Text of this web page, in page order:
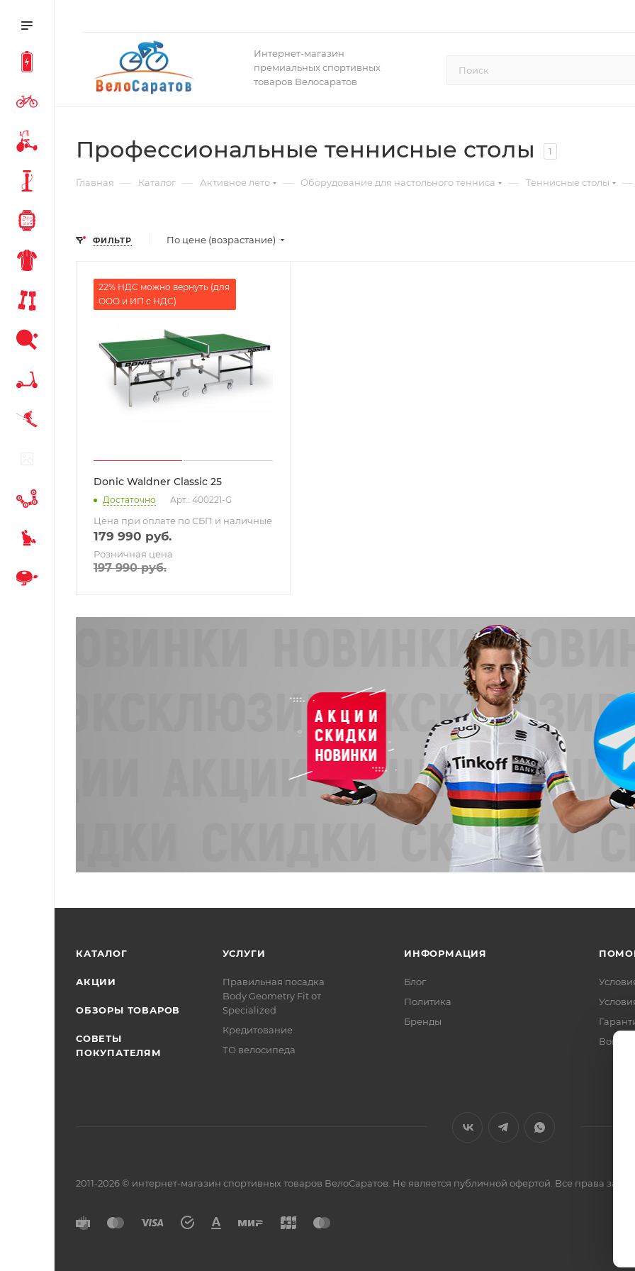
Интернет-магазин
премиальных спортивных
товаров Велосаратов
Профессиональные теннисные столы 1
Главная — Каталог — Активное лето — Оборудование для настольного тенниса — Теннисные столы —
ФИЛЬТР По цене (возрастание)
22% НДС можно вернуть (для
ООО и ИП с НДС)
Donic Waldner Classic 25
Достаточно Арт.: 400221-G
Цена при оплате по СБП и наличные
179 990 руб.
Розничная цена
197 990руб.
КАТАЛОГ
АКЦИИ
ОБЗОРЫ ТОВАРОВ
СОВЕТЫ
ПОКУПАТЕЛЯМ
УСЛУГИ
Правильная посадка
Body Geometry Fit от
Specialized
Кредитование
ТО велосипеда
ИНФОРМАЦИЯ
Блог
Политика
Бренды
2011-2026 © интернет-магазин спортивных товаров ВелоСаратов. Не является публичной офертой. Все права